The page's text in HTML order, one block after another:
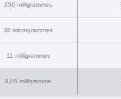
350 milligrammes
38 microgrammes
11 milligrammes
0,06 milligramme